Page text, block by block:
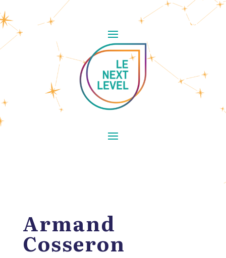
Armand
Cosseron